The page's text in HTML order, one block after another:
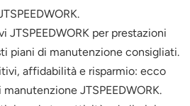
JTSPEEDWORK per prestazioni
piani di manutenzione consigliati.
affidabilità e risparmio: ecco
JTSPEEDWORK.